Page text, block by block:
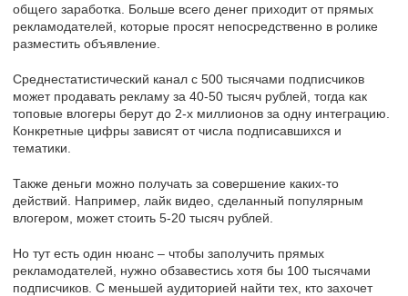
общего заработка. Больше всего денег приходит от прямых
рекламодателей, которые просят непосредственно в ролике
разместить объявление.
Среднестатистический канал с 500 тысячами подписчиков
может продавать рекламу за 40-50 тысяч рублей, тогда как
топовые влогеры берут до 2-х миллионов за одну интеграцию.
Конкретные цифры зависят от числа подписавшихся и
тематики.
Также деньги можно получать за совершение каких-то
действий. Например, лайк видео, сделанный популярным
влогером, может стоить 5-20 тысяч рублей.
Но тут есть один нюанс – чтобы заполучить прямых
рекламодателей, нужно обзавестись хотя бы 100 тысячами
подписчиков. С меньшей аудиторией найти тех, кто захочет